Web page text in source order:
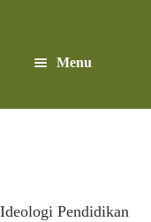
Menu